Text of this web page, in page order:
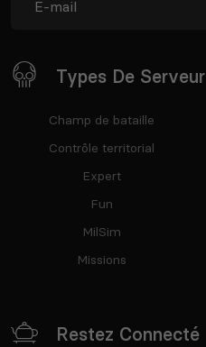
Types De Serveur
Champ de bataille
Contrôle territorial
Expert
Fun
MilSim
Missions
Restez Connecté